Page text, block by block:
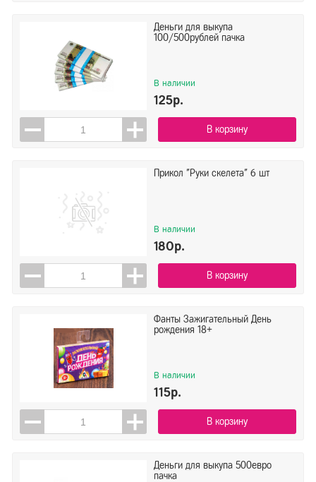
Открытая планета
Сима Ленд
Показать Сбросить
Деньги для выкупа
100/500рублей пачка
В наличии
125р.
В корзину
Прикол "Руки скелета" 6 шт
В наличии
180р.
В корзину
Фанты Зажигательный День
рождения 18+
В наличии
115р.
В корзину
Деньги для выкупа 500евро
пачка